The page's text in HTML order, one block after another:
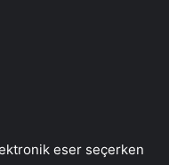
eser seçerken